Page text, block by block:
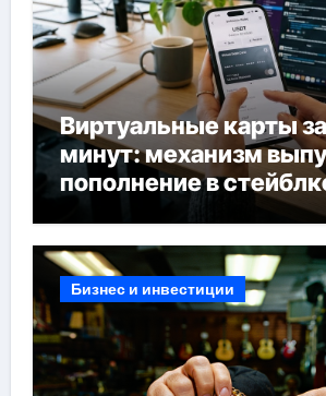
Виртуальные карты
минут: механизм
пополнение в
без банковской
Бизнес и инвестиции